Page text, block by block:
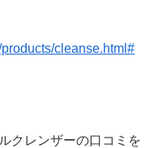
cleanse.html#
クレンザーの口コミを